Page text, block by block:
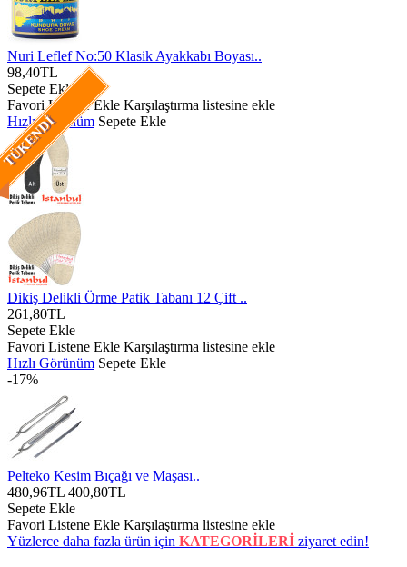
Nuri Leflef No:50 Klasik Ayakkabı Boyası..
98,40TL
Sepete Ekle
Favori Listene Ekle Karşılaştırma listesine ekle
TÜKENDI
Hızlı Görünüm Sepete Ekle
Dikiş Delikli Örme Patik Tabanı 12 Çift ..
261,80TL
Sepete Ekle
Favori Listene Ekle Karşılaştırma listesine ekle
Hızlı Görünüm Sepete Ekle
-17%
Pelteko Kesim Bıçağı ve Maşası..
480,96TL 400,80TL
Sepete Ekle
Favori Listene Ekle Karşılaştırma listesine ekle
Yüzlerce daha fazla ürün için KATEGORİLERİ ziyaret edin!